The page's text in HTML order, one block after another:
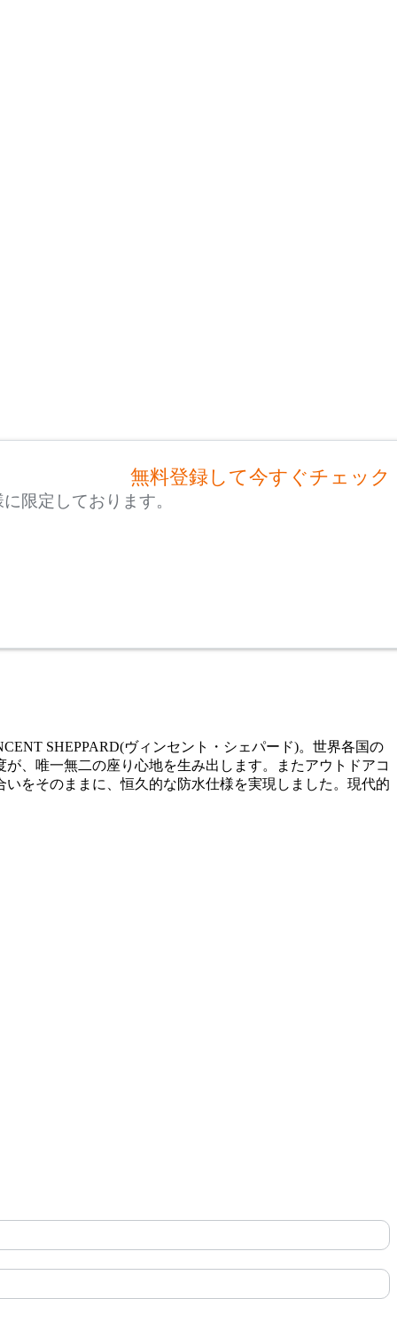
無料登録して今すぐチェック
限定しております。
SHEPPARD(ヴィンセント・シェパード)。世界各国の
、唯一無二の座り心地を生み出します。またアウトドアコ
をそのままに、恒久的な防水仕様を実現しました。現代的